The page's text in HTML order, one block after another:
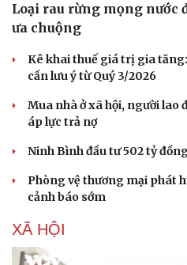
Loại rau rừng mọng nước
ưa chuộng
Kê khai thuế giá trị gia
cần lưu ý từ Quý 3/2026
Mua nhà ở xã hội, người lao
áp lực trả nợ
Ninh Bình đầu tư 502 tỷ
Phòng vệ thương mại phát
cảnh báo sớm
XÃ HỘI